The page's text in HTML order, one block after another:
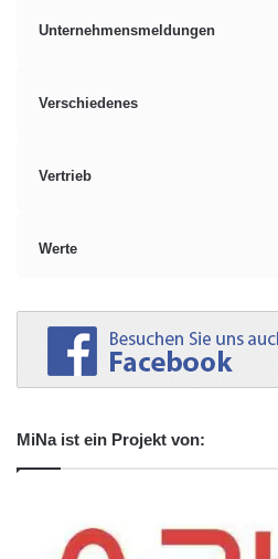
Unternehmensmeldungen
Verschiedenes
Vertrieb
Werte
MiNa ist ein Projekt von: